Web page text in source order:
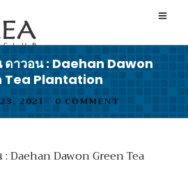
ดาวอน : Daehan Dawon
Tea Plantation
2021 • 0 COMMENT
: Daehan Dawon Green Tea